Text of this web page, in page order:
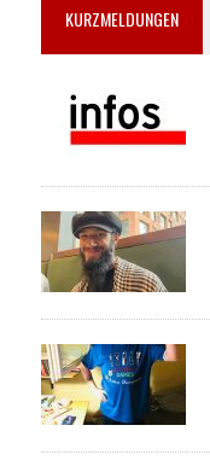
KURZMELDUNGEN